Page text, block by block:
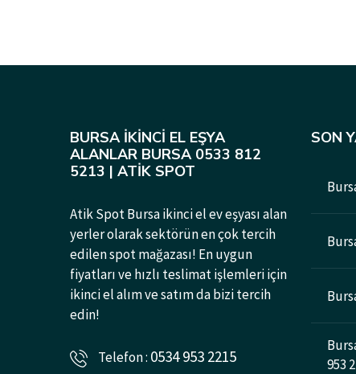
BURSA İKINCI EL EŞYA
ALANLAR BURSA 0533 812
5213 | ATIK SPOT
Atik Spot Bursa ikinci el ev eşyası alan
yerler olarak sektörün en çok tercih
edilen spot mağazası! En uygun
fiyatları ve hızlı teslimat işlemleri için
ikinci el alım ve satım da bizi tercih
edin!
Telefon : 0534 953 2215
SON
953